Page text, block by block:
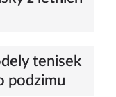
tenisek
podzimu